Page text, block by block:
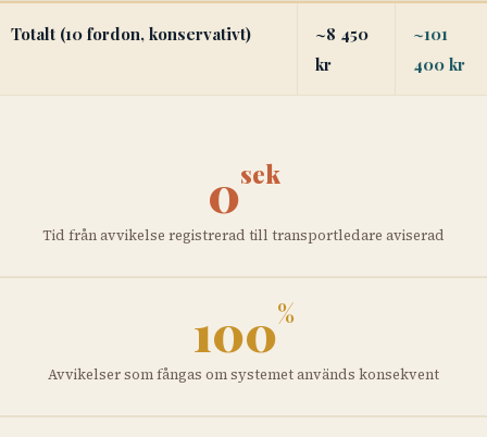
Totalt (10 fordon, konservativt)
~8 450
kr
~101
400 kr
0sek
Tid från avvikelse registrerad till transportledare aviserad
100%
Avvikelser som fångas om systemet används konsekvent